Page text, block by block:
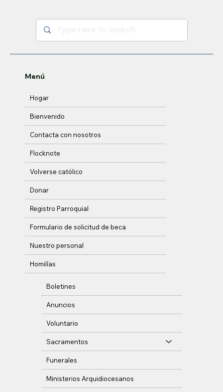
Menú
Hogar
Bienvenido
Contacta con nosotros
Flocknote
Volverse católico
Donar
Registro Parroquial
Formulario de solicitud de beca
Nuestro personal
Homilías
Boletines
Anuncios
Voluntario
Sacramentos
Funerales
Ministerios Arquidiocesanos